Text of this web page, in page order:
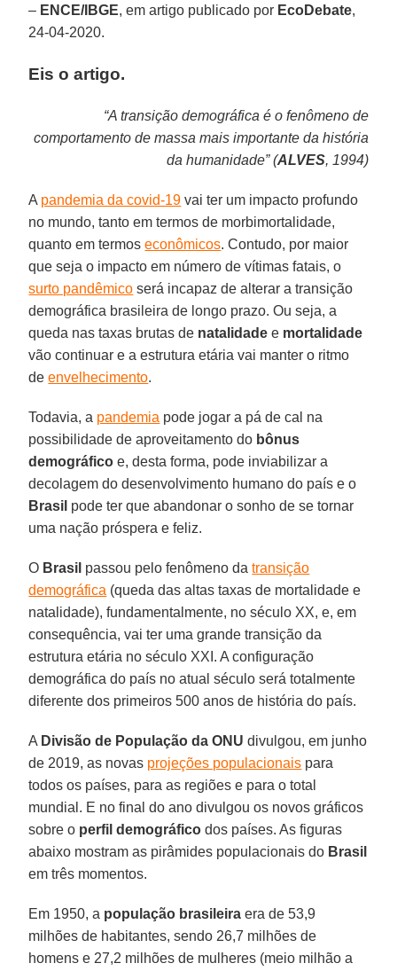
– ENCE/IBGE, em artigo publicado por EcoDebate,
24-04-2020.
Eis o artigo.
“A transição demográfica é o fenômeno de
comportamento de massa mais importante da história
da humanidade” (ALVES, 1994)
A pandemia da covid-19 vai ter um impacto profundo
no mundo, tanto em termos de morbimortalidade,
quanto em termoseconômicos. Contudo, por maior
que seja o impacto em número de vítimas fatais, o
surto pandêmico será incapaz de alterar a transição
demográfica brasileira de longo prazo. Ou seja, a
queda nas taxas brutas de natalidade e mortalidade
vão continuar e a estrutura etária vai manter o ritmo
deenvelhecimento.
Todavia, a pandemia pode jogar a pá de cal na
possibilidade de aproveitamento do bônus
demográfico e, desta forma, pode inviabilizar a
decolagem do desenvolvimento humano do país e o
Brasil pode ter que abandonar o sonho de se tornar
uma nação próspera e feliz.
O Brasil passou pelo fenômeno datransição
demográfica (queda das altas taxas de mortalidade e
natalidade), fundamentalmente, no século XX, e, em
consequência, vai ter uma grande transição da
estrutura etária no século XXI. A configuração
demográfica do país no atual século será totalmente
diferente dos primeiros 500 anos de história do país.
A Divisão de População da ONU divulgou, em junho
de 2019, as novas projeções populacionais para
todos os países, para as regiões e para o total
mundial. E no final do ano divulgou os novos gráficos
sobre o perfil demográfico dos países. As figuras
abaixo mostram as pirâmides populacionais do Brasil
em três momentos.
Em 1950, a população brasileira era de 53,9
milhões de habitantes, sendo 26,7 milhões de
homens e 27,2 milhões de mulheres (meio milhão a